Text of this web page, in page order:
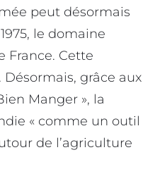
peut désormais
le domaine
France. Cette
grâce aux
Manger », la
« comme un outil
de l’agriculture